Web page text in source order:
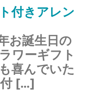
付きアレン
お誕生日の
ワーギフト
喜んでいた
[…]